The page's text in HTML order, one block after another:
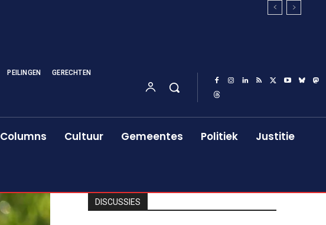
PEILINGEN GERECHTEN
Columns Cultuur Gemeentes Politiek Justitie
DISCUSSIES